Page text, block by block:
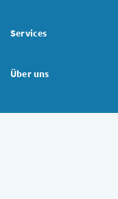
Services
Über uns